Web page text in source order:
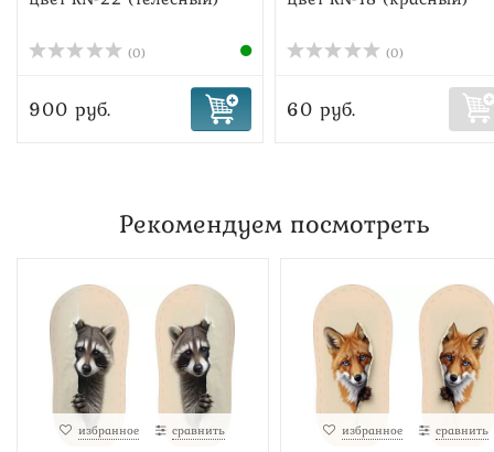
(0)
900 руб.
(0)
60 руб.
Рекомендуем посмотреть
избранное сравнить избранное сравнить